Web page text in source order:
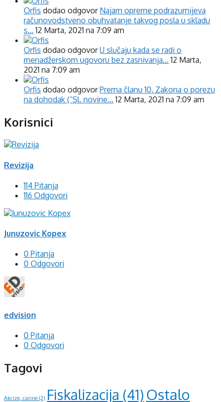
Orfis dodao odgovor Najam opreme podrazumijeva
računovodstveno obuhvatanje takvog posla u skladu
s… 12 Marta, 2021 na 7:09 am
Orfis dodao odgovorU slučaju kada se radi o
menadžerskom ugovoru bez zasnivanja… 12 Marta,
2021 na 7:09 am
Orfis dodao odgovorPrema članu 10. Zakona o porezu
na dohodak (“Sl. novine… 12 Marta, 2021 na 7:09 am
Korisnici
Revizija
114 Pitanja
116 Odgovori
Junuzovic Kopex
0 Pitanja
0 Odgovori
edvision
0 Pitanja
0 Odgovori
Tagovi
Akcize, carine (2) Fiskalizacija (41)Ostalo